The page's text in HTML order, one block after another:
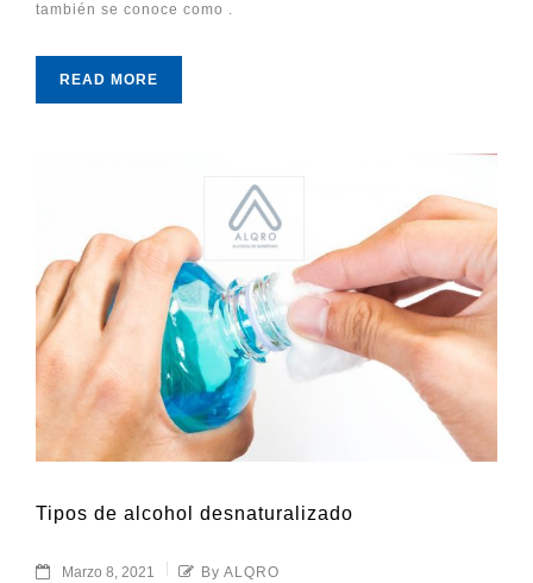
también se conoce como .
READ MORE
Tipos de alcohol desnaturalizado
Marzo 8, 2021 By ALQRO